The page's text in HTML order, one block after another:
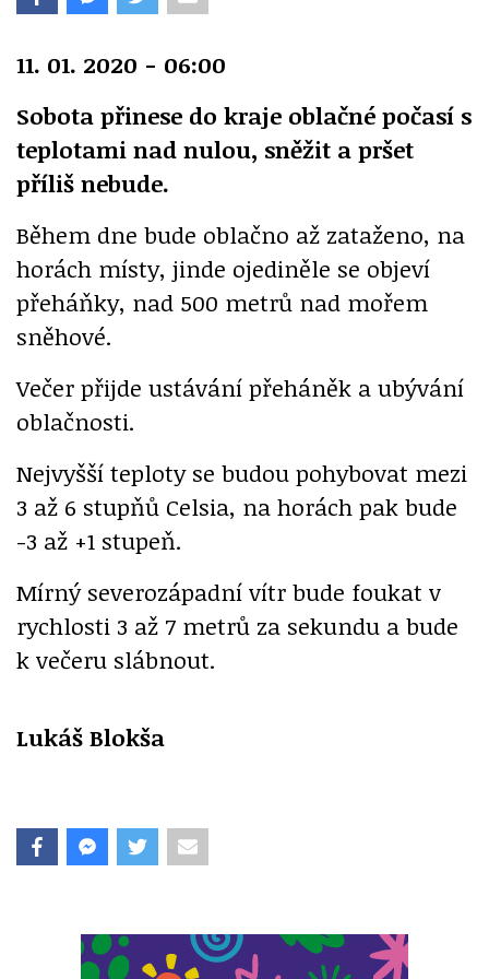
11. 01. 2020 - 06:00
Sobota přinese do kraje oblačné počasí s
teplotami nad nulou, sněžit a pršet
příliš nebude.
Během dne bude oblačno až zataženo, na
horách místy, jinde ojediněle se objeví
přeháňky, nad 500 metrů nad mořem
sněhové.
Večer přijde ustávání přeháněk a ubývání
oblačnosti.
Nejvyšší teploty se budou pohybovat mezi
3 až 6 stupňů Celsia, na horách pak bude
-3 až +1 stupeň.
Mírný severozápadní vítr bude foukat v
rychlosti 3 až 7 metrů za sekundu a bude
k večeru slábnout.
Lukáš Blokša